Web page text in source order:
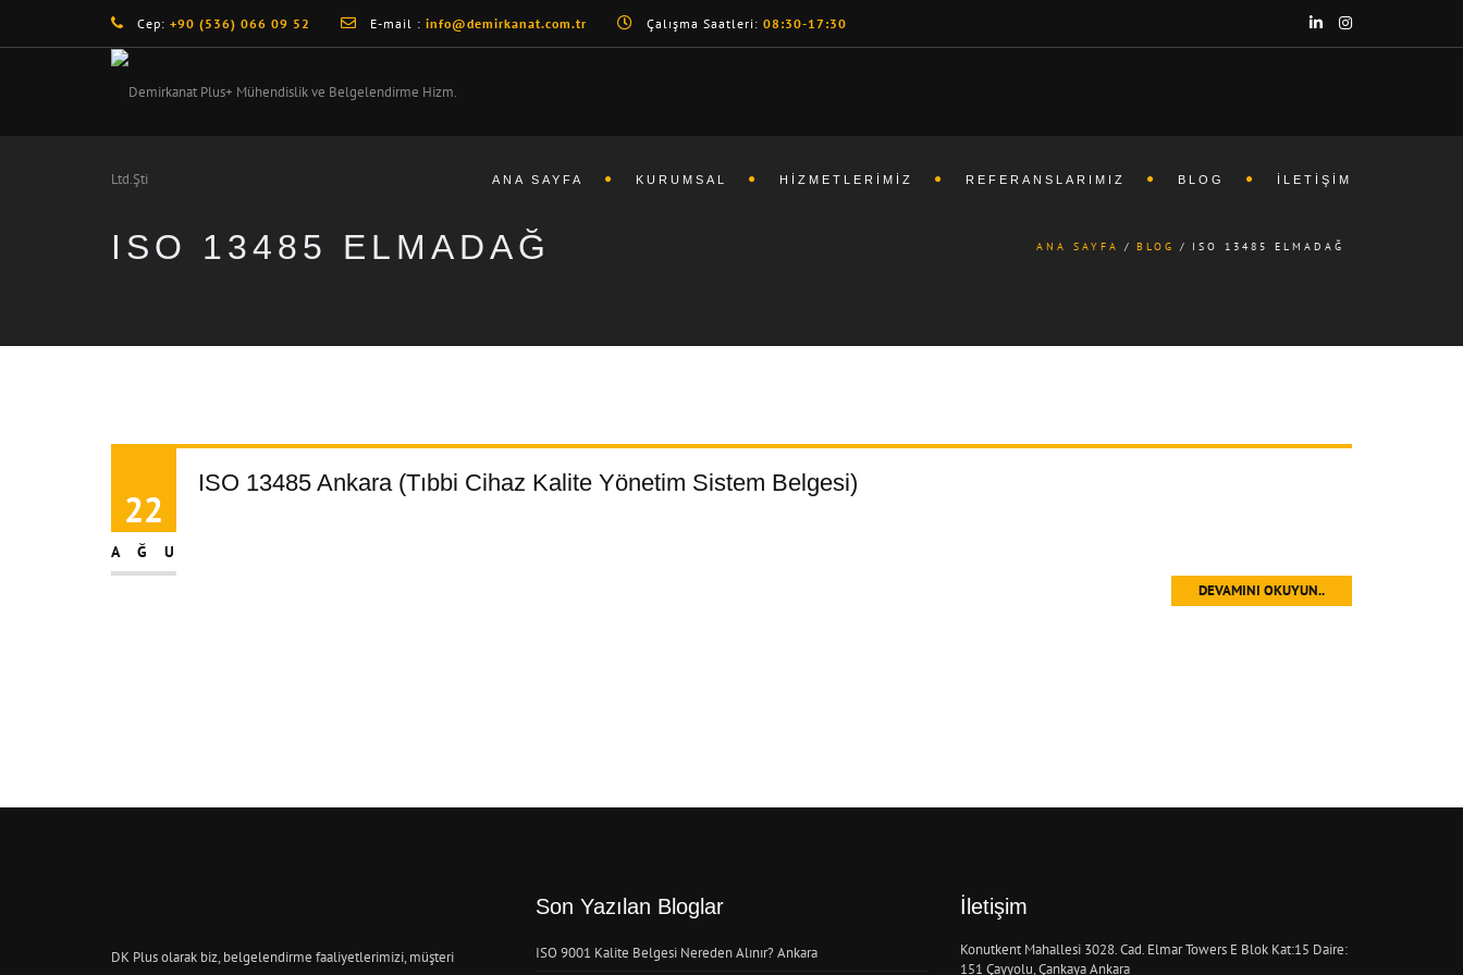
Cep: +90 (536) 066 09 52 E-mail : info@demirkanat.com.tr Çalışma Saatleri: 08:30-17:30
ANA SAYFA KURUMSAL HIZMETLERIMIZ REFERANSLARIMIZ BLOG İLETIŞIM
ISO 13485 ELMADAĞ ANA SAYFA BLOG ISO 13485 ELMADAĞ
22
AĞU
ISO 13485 Ankara (Tıbbi Cihaz Kalite Yönetim Sistem Belgesi)
DEVAMINI OKUYUN..
DK Plus olarak biz, belgelendirme faaliyetlerimizi, müşteri
Son Yazılan Bloglar
ISO 9001 Kalite Belgesi Nereden Alınır? Ankara
İletişim
Konutkent Mahallesi 3028. Cad. Elmar Towers E Blok Kat:15 Daire:
151 Çayyolu, Çankaya Ankara